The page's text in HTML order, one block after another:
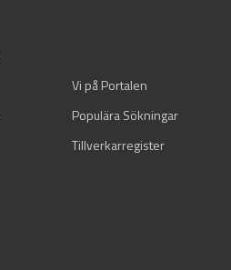
Vi på Portalen
Populära Sökningar
Tillverkarregister